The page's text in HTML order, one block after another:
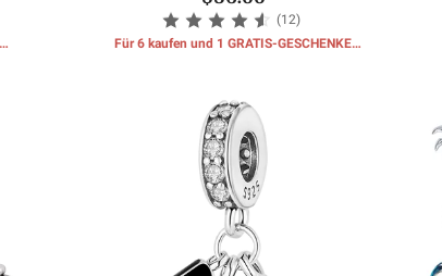
(12)
Für 6 kaufen und 1 GRATIS-GESCHENKE